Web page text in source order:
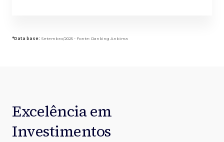
*Data base: Setembro/2025 - Fonte: Ranking Anbima
Excelência em
Investimentos